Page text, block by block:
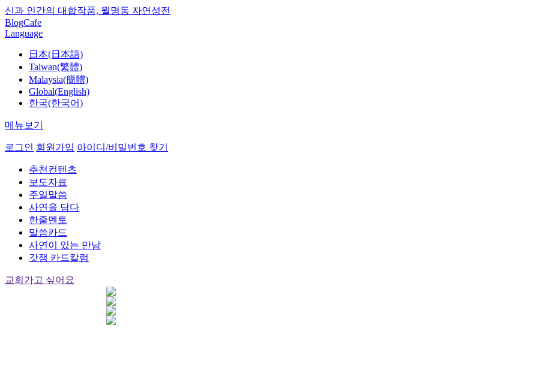
신과 인간의 대합작품, 월명동 자연성전
BlogCafe
Language
日本(日本語)
Taiwan(繁體)
Malaysia(簡體)
Global(English)
한국(한국어)
메뉴보기
로그인 회원가입 아이디/비밀번호 찾기
추천컨텐츠
보도자료
주일말씀
사연을 담다
한줄멘토
말씀카드
사연이 있는 만남
갓잼 카드칼럼
교회가고 싶어요